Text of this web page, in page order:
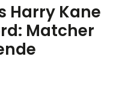
Harry Kane
Matcher